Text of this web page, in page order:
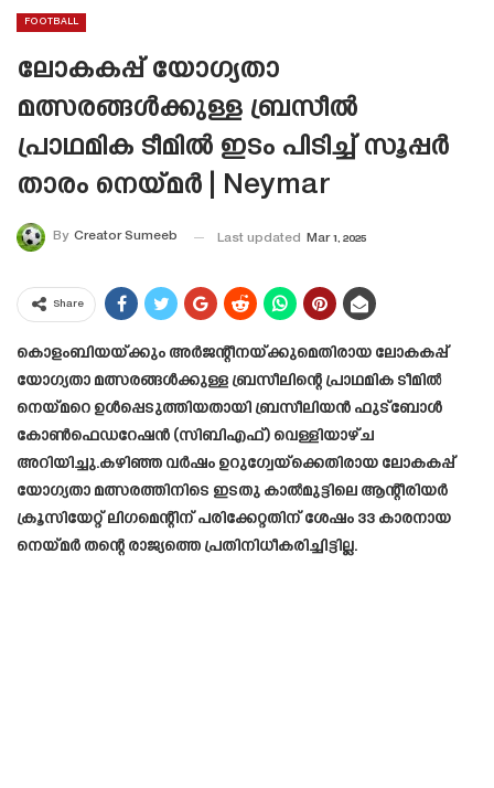
FOOTBALL
ലോകകപ്പ് യോഗ്യതാ
മത്സരങ്ങൾക്കുള്ള ബ്രസീൽ
പ്രാഥമിക ടീമിൽ ഇടം പിടിച്ച് സൂപ്പർ
താരം നെയ്മർ | Neymar
By Creator Sumeeb Last updated Mar 1, 2025
Share
കൊളംബിയയ്ക്കും അർജന്റീനയ്ക്കുമെതിരായ ലോകകപ്പ്
യോഗ്യതാ മത്സരങ്ങൾക്കുള്ള ബ്രസീലിന്റെ പ്രാഥമിക ടീമിൽ
നെയ്മറെ ഉൾപ്പെടുത്തിയതായി ബ്രസീലിയൻ ഫുട്ബോൾ
കോൺഫെഡറേഷൻ (സിബിഎഫ്) വെള്ളിയാഴ്ച
അറിയിച്ചു.കഴിഞ്ഞ വർഷം ഉറുഗ്വേയ്‌ക്കെതിരായ ലോകകപ്പ്
യോഗ്യതാ മത്സരത്തിനിടെ ഇടതു കാൽമുട്ടിലെ ആന്റീരിയർ
ക്രൂസിയേറ്റ് ലിഗമെന്റിന് പരിക്കേറ്റതിന് ശേഷം 33 കാരനായ
നെയ്മർ തന്റെ രാജ്യത്തെ പ്രതിനിധീകരിച്ചിട്ടില്ല.